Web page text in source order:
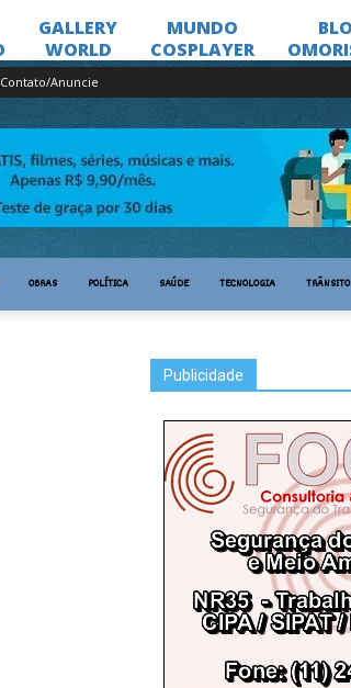
Contato/Anuncie
OBRAS POLÍTICA SAÚDE TECNOLOGIA TRÂNSITO
Publicidade